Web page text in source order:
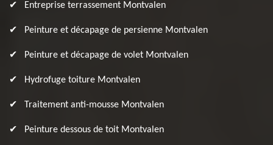
Entreprise terrassement Montvalen
Peinture et décapage de persienne Montvalen
Peinture et décapage de volet Montvalen
Hydrofuge toiture Montvalen
Traitement anti-mousse Montvalen
Peinture dessous de toit Montvalen